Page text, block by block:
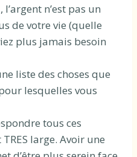
n’est pas un
de votre vie (quelle
plus jamais besoin
liste des choses que
lesquelles vous
tous ces
large. Avoir une